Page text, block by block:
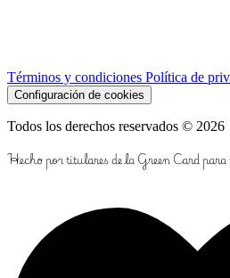
Términos y condiciones Política de
Configuración de cookies
Todos los derechos reservados © 2026
Hecho por titulares de la Green Card